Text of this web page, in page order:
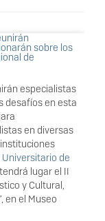
especialistas
desafíos en esta
en diversas
Universitario de
lugar el II
y Cultural,
en el Museo